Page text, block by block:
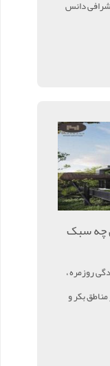
دانس
چه سبک
روزمره ،
بکر و